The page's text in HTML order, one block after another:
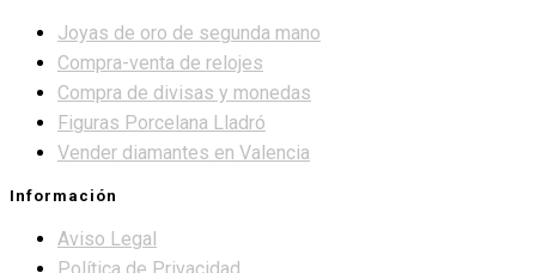
Joyas de oro de segunda mano
Compra-venta de relojes
Compra de divisas y monedas
Figuras Porcelana Lladró
Vender diamantes en Valencia
Información
Aviso Legal